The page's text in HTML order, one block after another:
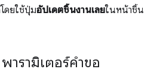
ดยใช้ปุ่มอัปเดตชิ้นงานเลยในหน้าชิ้น
ารามิเตอร์คำขอ